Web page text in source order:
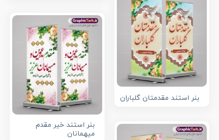
بنر استند مقدمتان گلباران
بنر استند خیر مقدم
میهمانان